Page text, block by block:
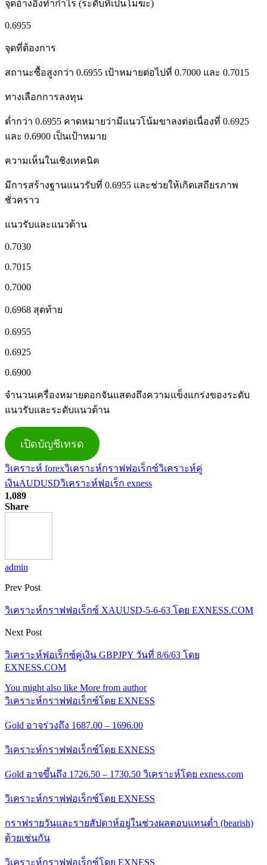
จุดอ้างอิงทำกำไร (ระดับที่เป็นโมฆะ)
0.6955
จุดที่ต้องการ
สถานะซื้อสูงกว่า 0.6955 เป้าหมายต่อไปที่ 0.7000 และ 0.7015
ทางเลือกการลงทุน
ต่ำกว่า 0.6955 คาดหมายว่ามีแนวโน้มขาลงต่อเนื่องที่ 0.6925
และ 0.6900 เป็นเป้าหมาย
ความเห็นในเชิงเทคนิค
มีการสร้างฐานแนวรับที่ 0.6955 และช่วยให้เกิดเสถียรภาพ
ชั่วคราว
แนวรับและแนวต้าน
0.7030
0.7015
0.7000
0.6968 สุดท้าย
0.6955
0.6925
0.6900
จำนวนเครื่องหมายดอกจันแสดงถึงความแข็งแกร่งของระดับ
แนวรับและระดับแนวต้าน
เปิดบัญชีเทรด
วิเคราะห์ forexวิเคราะห์กราฟฟอเร็กซ์วิเคราะห์คู่
เงินAUDUSDวิเคราะห์ฟอเร็ก exness
1,089
Share
admin
Prev Post
วิเคราะห์กราฟฟอเร็กซ์ XAUUSD-5-6-63 โดย EXNESS.COM
Next Post
วิเคราะห์ฟอเร็กซ์คู่เงิน GBPJPY วันที่ 8/6/63 โดย
EXNESS.COM
You might also like More from author
วิเคราะห์กราฟฟอเร็กซ์โดย EXNESS
Gold อาจร่วงถึง 1687.00 – 1696.00
วิเคราะห์กราฟฟอเร็กซ์โดย EXNESS
Gold อาจขึ้นถึง 1726.50 – 1730.50 วิเคราะห์โดย exness.com
วิเคราะห์กราฟฟอเร็กซ์โดย EXNESS
กราฟรายวันและรายสัปดาห์อยู่ในช่วงผลตอบแทนต่ำ (bearish)
ด้วยเช่นกัน
วิเคราะห์กราฟฟอเร็กซ์โดย EXNESS